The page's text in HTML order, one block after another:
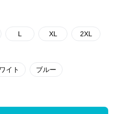
L XL 2XL
イト ブルー